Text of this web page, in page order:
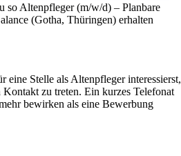
so Altenpfleger (m/w/d) – Planbare
(Gotha, Thüringen) erhalten
eine Stelle als Altenpfleger interessierst,
zu treten. Ein kurzes Telefonat
bewirken als eine Bewerbung